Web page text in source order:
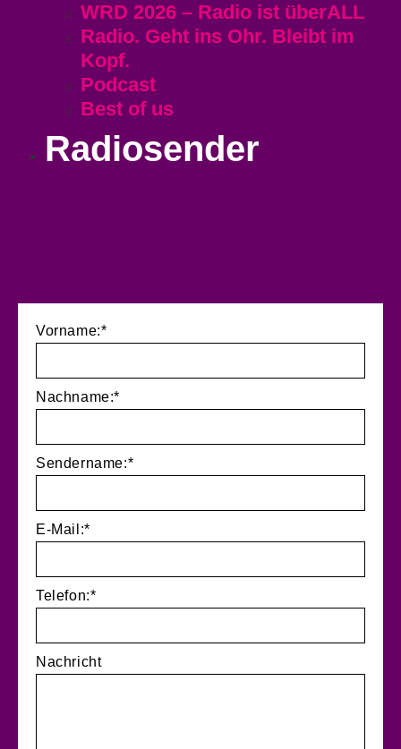
WRD 2026 – Radio ist überALL
Radio. Geht ins Ohr. Bleibt im
Kopf.
Podcast
Best of us
Radiosender
Vorname:*
Nachname:*
Sendername:*
E-Mail:*
Telefon:*
Nachricht